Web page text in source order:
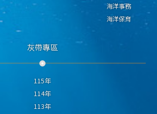
海洋事務
海洋保育
灰帶專區
115年
114年
113年